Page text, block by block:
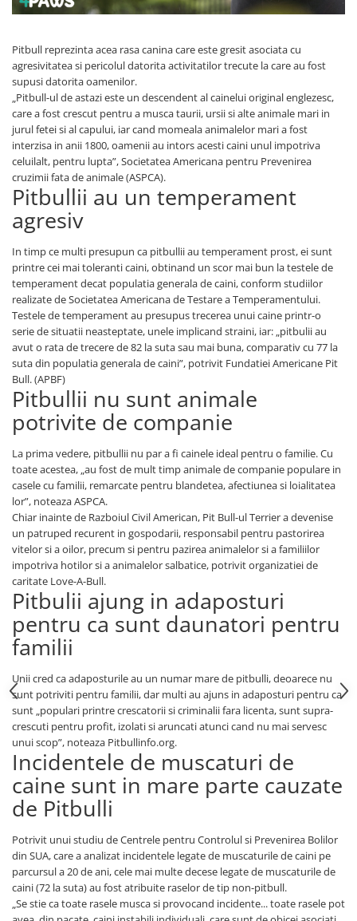
Pitbull reprezinta acea rasa canina care este gresit asociata cu
agresivitatea si pericolul datorita activitatilor trecute la care au fost
supusi datorita oamenilor.
„Pitbull-ul de astazi este un descendent al cainelui original englezesc,
care a fost crescut pentru a musca taurii, ursii si alte animale mari in
jurul fetei si al capului, iar cand momeala animalelor mari a fost
interzisa in anii 1800, oamenii au intors acesti caini unul impotriva
celuilalt, pentru lupta”, Societatea Americana pentru Prevenirea
cruzimii fata de animale (ASPCA).
Pitbullii au un temperament
agresiv
In timp ce multi presupun ca pitbullii au temperament prost, ei sunt
printre cei mai toleranti caini, obtinand un scor mai bun la testele de
temperament decat populatia generala de caini, conform studiilor
realizate de Societatea Americana de Testare a Temperamentului.
Testele de temperament au presupus trecerea unui caine printr-o
serie de situatii neasteptate, unele implicand straini, iar: „pitbulii au
avut o rata de trecere de 82 la suta sau mai buna, comparativ cu 77 la
suta din populatia generala de caini”, potrivit Fundatiei Americane Pit
Bull. (APBF)
Pitbullii nu sunt animale
potrivite de companie
La prima vedere, pitbullii nu par a fi cainele ideal pentru o familie. Cu
toate acestea, „au fost de mult timp animale de companie populare in
casele cu familii, remarcate pentru blandetea, afectiunea si loialitatea
lor”, noteaza ASPCA.
Chiar inainte de Razboiul Civil American, Pit Bull-ul Terrier a devenise
un patruped recurent in gospodarii, responsabil pentru pastorirea
vitelor si a oilor, precum si pentru pazirea animalelor si a familiilor
impotriva hotilor si a animalelor salbatice, potrivit organizatiei de
caritate Love-A-Bull.
Pitbulii ajung in adaposturi
pentru ca sunt daunatori pentru
familii
Unii cred ca adaposturile au un numar mare de pitbulli, deoarece nu
sunt potriviti pentru familii, dar multi au ajuns in adaposturi pentru ca
sunt „populari printre crescatorii si criminalii fara licenta, sunt supra-
crescuti pentru profit, izolati si aruncati atunci cand nu mai servesc
unui scop”, noteaza Pitbullinfo.org.
Incidentele de muscaturi de
caine sunt in mare parte cauzate
de Pitbulli
Potrivit unui studiu de Centrele pentru Controlul si Prevenirea Bolilor
din SUA, care a analizat incidentele legate de muscaturile de caini pe
parcursul a 20 de ani, cele mai multe decese legate de muscaturile de
caini (72 la suta) au fost atribuite raselor de tip non-pitbull.
„Se stie ca toate rasele musca si provocand incidente... toate rasele pot